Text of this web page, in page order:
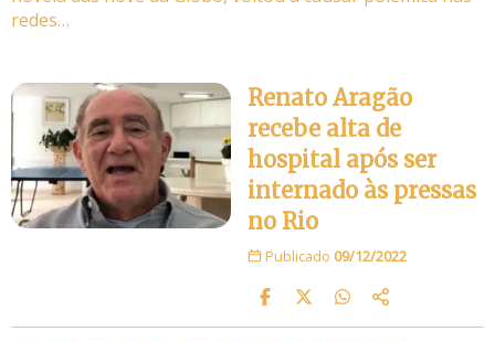
redes…
Renato Aragão
recebe alta de
hospital após ser
internado às pressas
no Rio
Publicado 09/12/2022